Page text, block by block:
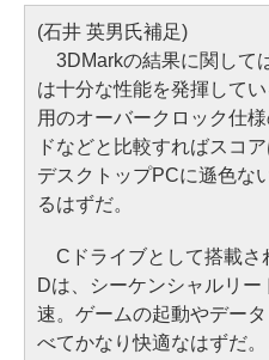
(石井 英男氏補足)
3DMarkの結果に関して
は十分な性能を発揮して
用のオーバークロック仕
ドなどと比較すればスコ
デスクトップPCに遜色な
るはずだ。
Cドライブとして搭載さ
Dは、シーケンシャルリ
速。ゲームの起動やデー
べてかなり快適なはずだ